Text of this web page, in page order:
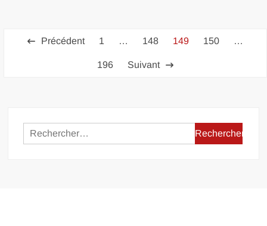
Pagination
publications
Précédent 1 … 148 149 150 …
196 Suivant
Rechercher :